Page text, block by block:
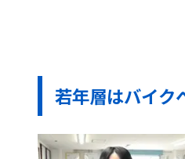
若年層はバイク